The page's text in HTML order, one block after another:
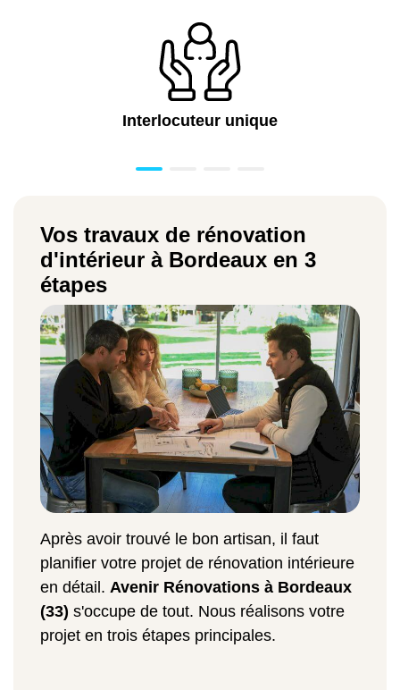
Interlocuteur unique
Vos travaux de rénovation
d'intérieur à Bordeaux en 3
étapes
Après avoir trouvé le bon artisan, il faut
planifier votre projet de rénovation intérieure
en détail. Avenir Rénovations à Bordeaux
(33) s'occupe de tout. Nous réalisons votre
projet en trois étapes principales.